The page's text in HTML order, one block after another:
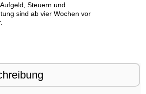
Steuern und
sind ab vier Wochen vor